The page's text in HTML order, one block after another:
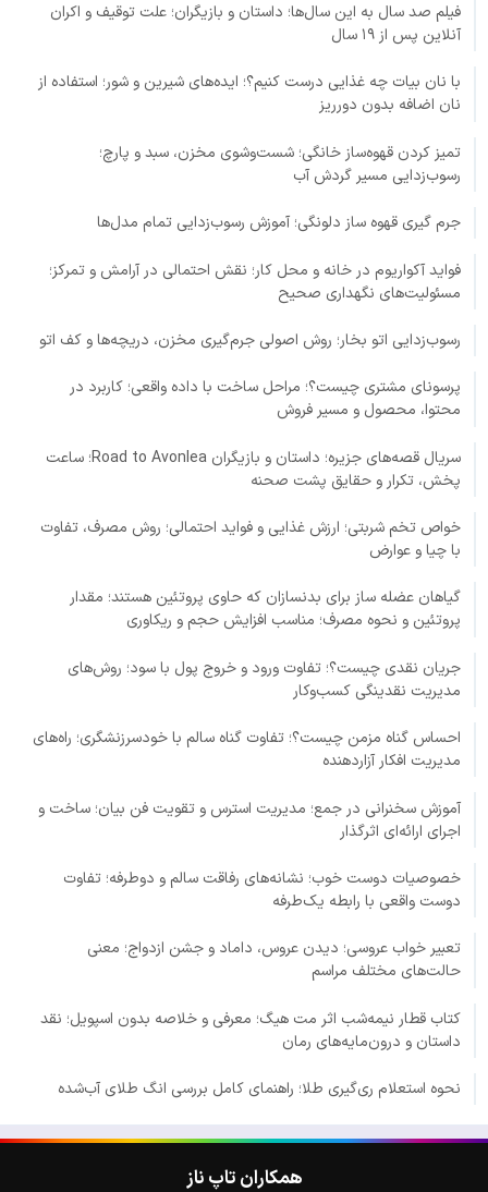
فیلم صد سال به این سال‌ها؛ داستان و بازیگران؛ علت توقیف و اکران
آنلاین پس از ۱۹ سال
با نان بیات چه غذایی درست کنیم؟؛ ایده‌های شیرین و شور؛ استفاده از
نان اضافه بدون دورریز
تمیز کردن قهوه‌ساز خانگی؛ شست‌وشوی مخزن، سبد و پارچ؛
رسوب‌زدایی مسیر گردش آب
جرم گیری قهوه ساز دلونگی؛ آموزش رسوب‌زدایی تمام مدل‌ها
فواید آکواریوم در خانه و محل کار؛ نقش احتمالی در آرامش و تمرکز؛
مسئولیت‌های نگهداری صحیح
رسوب‌زدایی اتو بخار؛ روش اصولی جرم‌گیری مخزن، دریچه‌ها و کف اتو
پرسونای مشتری چیست؟؛ مراحل ساخت با داده واقعی؛ کاربرد در
محتوا، محصول و مسیر فروش
سریال قصه‌های جزیره؛ داستان و بازیگران Road to Avonlea؛ ساعت
پخش، تکرار و حقایق پشت صحنه
خواص تخم شربتی؛ ارزش غذایی و فواید احتمالی؛ روش مصرف، تفاوت
با چیا و عوارض
گیاهان عضله ساز برای بدنسازان که حاوی پروتئین هستند؛ مقدار
پروتئین و نحوه مصرف؛ مناسب افزایش حجم و ریکاوری
جریان نقدی چیست؟؛ تفاوت ورود و خروج پول با سود؛ روش‌های
مدیریت نقدینگی کسب‌وکار
احساس گناه مزمن چیست؟؛ تفاوت گناه سالم با خودسرزنشگری؛ راه‌های
مدیریت افکار آزاردهنده
آموزش سخنرانی در جمع؛ مدیریت استرس و تقویت فن بیان؛ ساخت و
اجرای ارائه‌ای اثرگذار
خصوصیات دوست خوب؛ نشانه‌های رفاقت سالم و دوطرفه؛ تفاوت
دوست واقعی با رابطه یک‌طرفه
تعبیر خواب عروسی؛ دیدن عروس، داماد و جشن ازدواج؛ معنی
حالت‌های مختلف مراسم
کتاب قطار نیمه‌شب اثر مت هیگ؛ معرفی و خلاصه بدون اسپویل؛ نقد
داستان و درون‌مایه‌های رمان
نحوه استعلام ری‌گیری طلا؛ راهنمای کامل بررسی انگ طلای آب‌شده
همکاران تاپ ناز